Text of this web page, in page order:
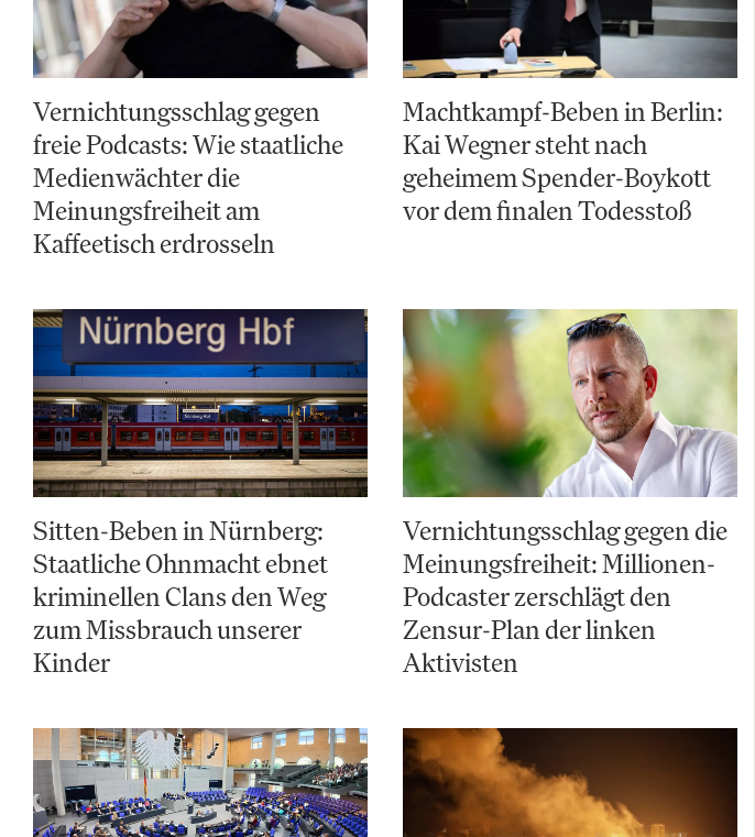
Vernichtungsschlag gegen
freie Podcasts: Wie staatliche
Medienwächter die
Meinungsfreiheit am
Kaffeetisch erdrosseln
Machtkampf-Beben in Berlin:
Kai Wegner steht nach
geheimem Spender-Boykott
vor dem finalen Todesstoß
Sitten-Beben in Nürnberg:
Staatliche Ohnmacht ebnet
kriminellen Clans den Weg
zum Missbrauch unserer
Kinder
Vernichtungsschlag gegen die
Meinungsfreiheit: Millionen-
Podcaster zerschlägt den
Zensur-Plan der linken
Aktivisten